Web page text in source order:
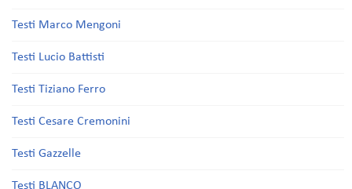
Testi Marco Mengoni
Testi Lucio Battisti
Testi Tiziano Ferro
Testi Cesare Cremonini
Testi Gazzelle
Testi BLANCO